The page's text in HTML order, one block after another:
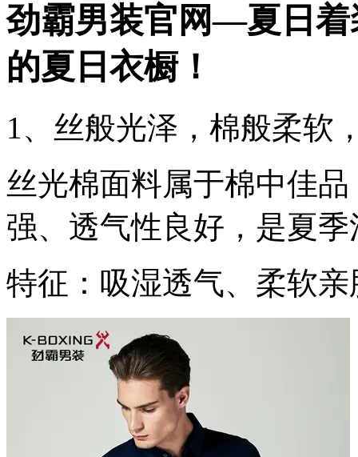
劲霸男装官网—夏日着
的夏日衣橱！
1、丝般光泽，棉般柔软
丝光棉面料属于棉中佳
强、透气性良好，是夏
特征：吸湿透气、柔软